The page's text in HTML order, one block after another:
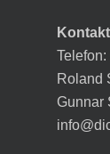
Kontakt
Roland
Gunnar